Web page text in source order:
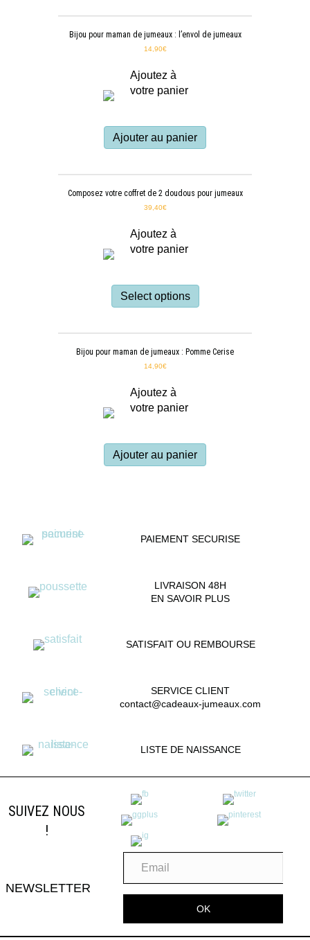
Bijou pour maman de jumeaux : l’envol de jumeaux
14,90€
Ajoutez à
votre panier
Ajouter au panier
Composez votre coffret de 2 doudous pour jumeaux
39,40€
Ajoutez à
votre panier
Select options
Bijou pour maman de jumeaux : Pomme Cerise
14,90€
Ajoutez à
votre panier
Ajouter au panier
PAIEMENT SECURISE
LIVRAISON 48H
EN SAVOIR PLUS
SATISFAIT OU REMBOURSE
SERVICE CLIENT
contact@cadeaux-jumeaux.com
LISTE DE NAISSANCE
SUIVEZ NOUS
!
NEWSLETTER
OK